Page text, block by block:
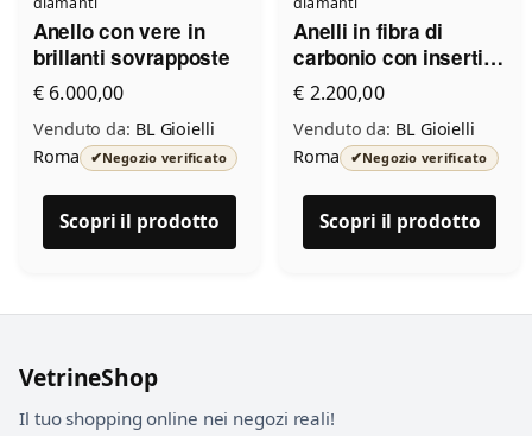
Anello con vere in
brillanti sovrapposte
€ 6.000,00
Venduto da: BL Gioielli
Roma
✔Negozio verificato
Scopri il prodotto
Anelli in fibra di
carbonio con inserti in
oro giallo brillanti e
pietre naturali
€ 2.200,00
Venduto da: BL Gioielli
Roma
✔Negozio verificato
Scopri il prodotto
VetrineShop
Il tuo shopping online nei negozi reali!